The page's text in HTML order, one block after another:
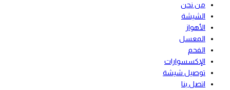
من نحن
الشيشة
الأهواز
المعسل
الفحم
الإكسسوارات
توصيل شيشة
اتصل بنا